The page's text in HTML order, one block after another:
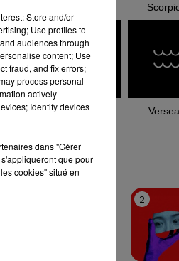
Capricorne
le top
2
Store and/or
Use profiles to
audiences through
content; Use
fraud, and fix errors;
process personal
actively
Identify devices
dans "Gérer
que pour
cookies" situé en